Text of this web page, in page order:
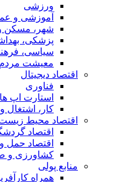
ورزشی
آموزشی و
شهر، مسکن
پزشکی،
سیاسی،
معیشت مردم
اقتصاد دیجیتال
فناوری
استارت اپ ها
کار، اشتغال
اقتصاد محیط
اقتصاد
اقتصاد حمل
کشاورزی و
منابع پولی
همراه